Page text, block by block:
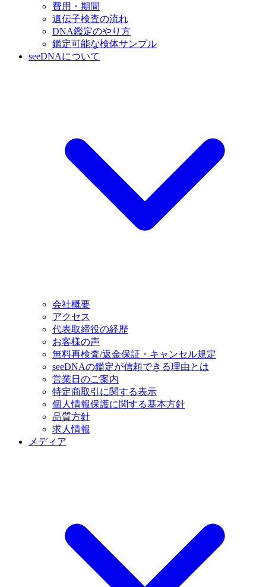
費用・期間
遺伝子検査の流れ
DNA鑑定のやり方
鑑定可能な検体サンプル
seeDNAについて
会社概要
アクセス
代表取締役の経歴
お客様の声
無料再検査/返金保証・キャンセル規定
seeDNAの鑑定が信頼できる理由とは
営業日のご案内
特定商取引に関する表示
個人情報保護に関する基本方針
品質方針
求人情報
メディア